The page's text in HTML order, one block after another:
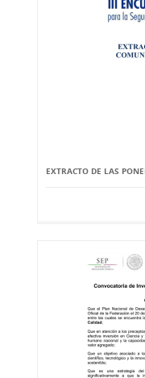
EXTRACTO DE LAS